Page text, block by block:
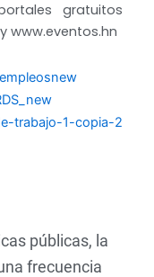
gratuitos
www.eventos.hn
públicas, la
frecuencia